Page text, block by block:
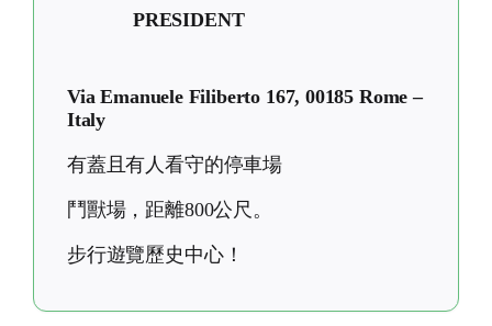
PRESIDENT
Via Emanuele Filiberto 167, 00185 Rome –
Italy
有蓋且有人看守的停車場
鬥獸場，距離800公尺。
步行遊覽歷史中心！